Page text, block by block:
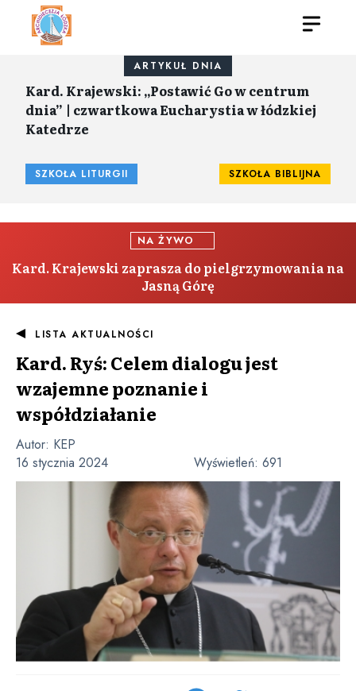
ARTYKUŁ DNIA
Kard. Krajewski: „Postawić Go w centrum
dnia” | czwartkowa Eucharystia w łódzkiej
Katedrze
SZKOŁA LITURGII SZKOŁA BIBLIJNA
NA ŻYWO
Kard. Krajewski zaprasza do pielgrzymowania na
Jasną Górę
LISTA AKTUALNOŚCI
Kard. Ryś: Celem dialogu jest
wzajemne poznanie i
współdziałanie
Autor: KEP
16 stycznia 2024
Wyświetleń: 691